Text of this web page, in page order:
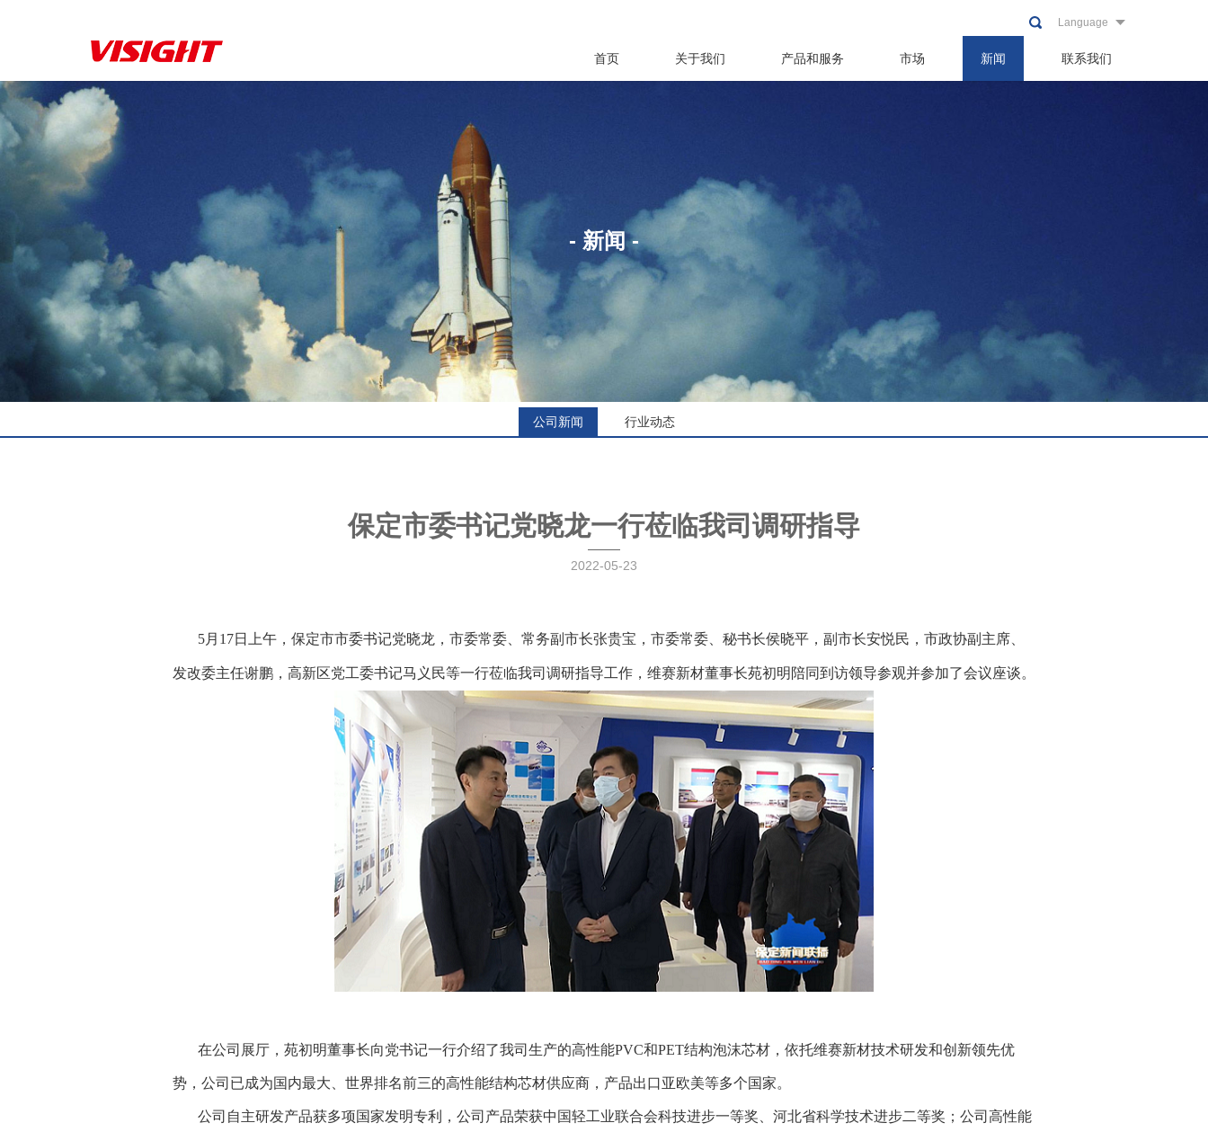
Language
首页 关于我们 产品和服务 市场 新闻 联系我们
- 新闻 -
公司新闻 行业动态
保定市委书记党晓龙一行莅临我司调研指导
2022-05-23
5月17日上午，保定市市委书记党晓龙 ， 市委常委、常务副市长张贵宝 ， 市委常委、秘书长侯晓平，副市长安悦民 ， 市政协副主席、
发改委主任谢鹏， 高新区党工委书记马义民等一行莅临我司调研指导工作，维赛新材董事长苑初明陪同到访领导参观并参加了会议座谈。
在公司展厅，苑初明董事长向党书记一行介绍了我司生产的高性能PVC和PET结构泡沫芯材，依托维赛新材技术研发和创新领先优
势， 公司已成为国内最大、世界排名前三的高性能结构芯材供应商，产品出口亚欧美等多个国家。
公司自主研发产品获多项国家发明专利，公司产品荣获中国轻工业联合会科技进步一等奖、河北省科学技术进步二等奖； 公司高性能